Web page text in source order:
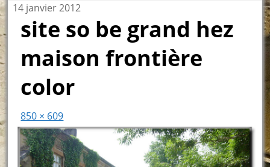
14 janvier 2012
site so be grand hez
maison frontière
color
850 × 609